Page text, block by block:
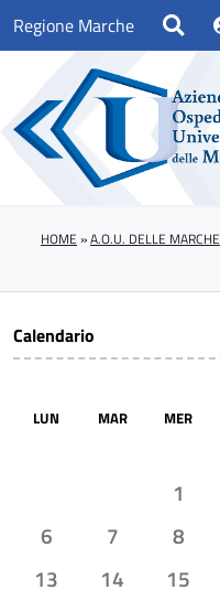
Regione Marche
HOME »A.O.U. DELLE MARCHE
Calendario
LUN MAR MER
1
6
7 8
13
14 15